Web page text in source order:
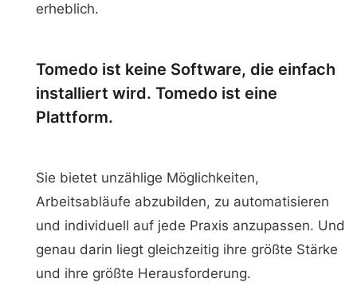
erheblich.
Tomedo ist keine Software, die einfach
installiert wird. Tomedo ist eine
Plattform.
Sie bietet unzählige Möglichkeiten,
Arbeitsabläufe abzubilden, zu automatisieren
und individuell auf jede Praxis anzupassen. Und
genau darin liegt gleichzeitig ihre größte Stärke
und ihre größte Herausforderung.